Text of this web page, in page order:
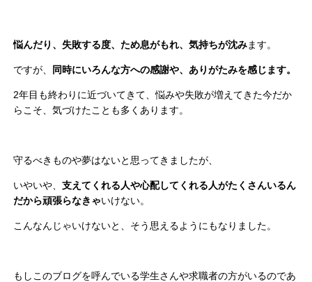
悩んだり、失敗する度、ため息がもれ、気持ちが沈みます。
ですが、 同時にいろんな方への感謝や、ありがたみを感じます。
2年目も終わりに近づいてきて、悩みや失敗が増えてきた今だか
らこそ、気づけたことも多くあります。
守るべきものや夢はないと思ってきましたが、
いやいや、支えてくれる人や心配してくれる人がたくさんいるん
だから頑張らなきゃいけない。
こんなんじゃいけないと、そう思えるようにもなりました。
もしこのブログを呼んでいる学生さんや求職者の方がいるのであ